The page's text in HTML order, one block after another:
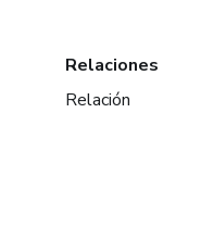
Relaciones
Relación